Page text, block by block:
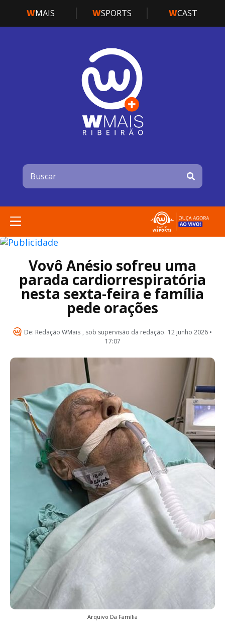
WMAIS WSPORTS WCAST
Vovô Anésio sofreu uma
parada cardiorrespiratória
nesta sexta-feira e família
pede orações
De: Redação WMais , sob supervisão da redação. 12 junho 2026 •
17:07
Arquivo Da Família